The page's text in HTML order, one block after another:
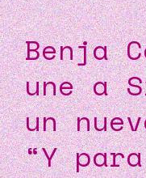
Benja
une a
un
“Y